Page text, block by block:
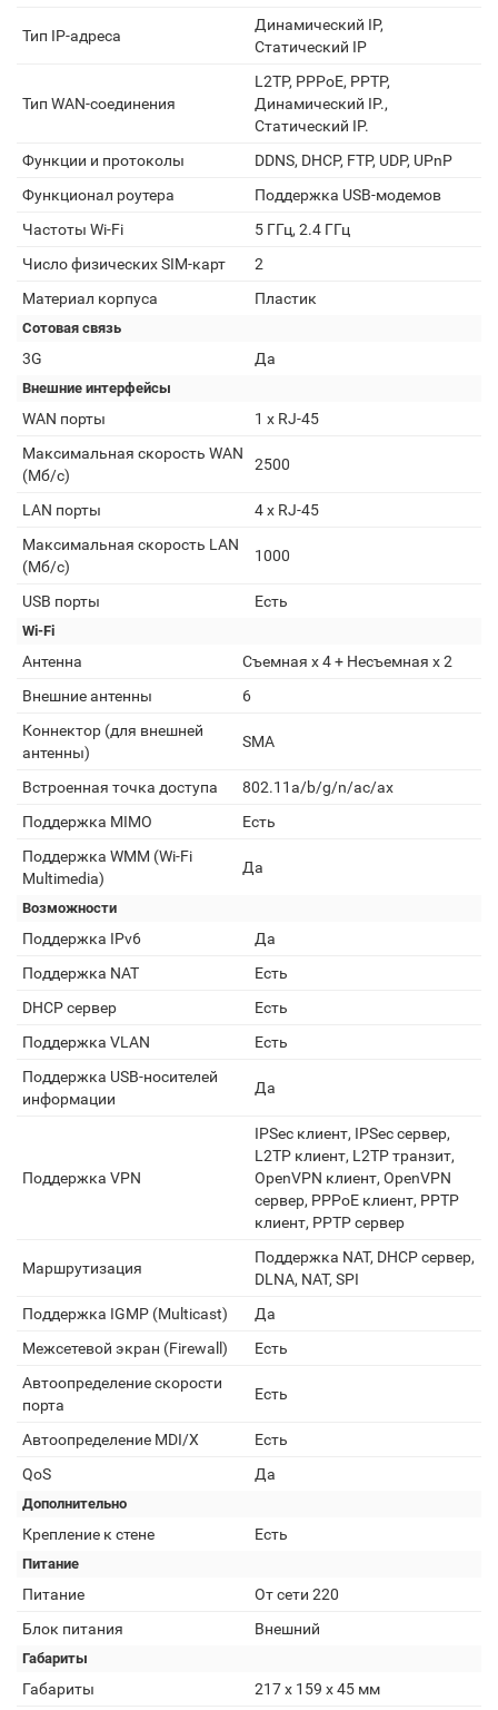
Тип IP-адреса
Динамический IP,
Статический IP
Тип WAN-соединения
L2TP, PPPoE, PPTP,
Динамический IP.,
Статический IP.
Функции и протоколы
DDNS, DHCP, FTP, UDP, UPnP
Функционал роутера
Поддержка USB-модемов
Частоты Wi-Fi
5 ГГц, 2.4 ГГц
Число физических SIM-карт
2
Материал корпуса
Пластик
Сотовая связь
3G Да
Внешние интерфейсы
WAN порты
1 х RJ-45
Максимальная скорость WAN
(Мб/с)
2500
LAN порты
4 x RJ-45
Максимальная скорость LAN
(Мб/с)
1000
USB порты Есть
Wi-Fi
Антенна
Съемная х 4 + Несъемная х 2
Внешние антенны
6
Коннектор (для внешней
антенны)
SMA
Встроенная точка доступа
802.11a/b/g/n/ac/ax
Поддержка MIMO
Есть
Поддержка WMM (Wi-Fi
Multimedia)
Да
Возможности
Поддержка IPv6
Да
Поддержка NAT
Есть
DHCP сервер
Есть
Поддержка VLAN
Есть
Поддержка USB-носителей
информации
Да
Поддержка VPN
IPSec клиент, IPSec сервер,
L2TP клиент, L2TP транзит,
OpenVPN клиент, OpenVPN
сервер, PPPoE клиент, PPTP
клиент, PPTP сервер
Маршрутизация
Поддержка NAT, DHCP сервер,
DLNA, NAT, SPI
Поддержка IGMP (Multicast)
Да
Межсетевой экран (Firewall)
Есть
Автоопределение скорости
порта
Есть
Автоопределение MDI/X
Есть
QoS
Да
Дополнительно
Крепление к стене Есть
Питание
Питание
От сети 220
Блок питания
Внешний
Габариты
Габариты 217 х 159 х 45 мм